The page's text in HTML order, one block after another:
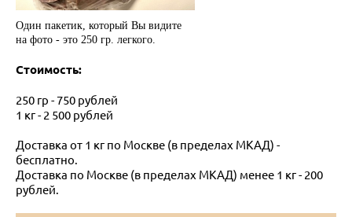
Один пакетик, который Вы видите
на фото - это 250 гр. легкого.
Стоимость:
250 гр - 750 рублей
1 кг - 2 500 рублей
Доставка от 1 кг по Москве (в пределах МКАД) -
бесплатно.
Доставка по Москве (в пределах МКАД) менее 1 кг - 200
рублей.